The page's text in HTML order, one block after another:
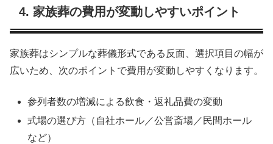
4. 家族葬の費用が変動しやすいポイント
家族葬はシンプルな葬儀形式である反面、選択項目の幅が
広いため、次のポイントで費用が変動しやすくなります。
参列者数の増減による飲食・返礼品費の変動
式場の選び方（自社ホール／公営斎場／民間ホール
など）